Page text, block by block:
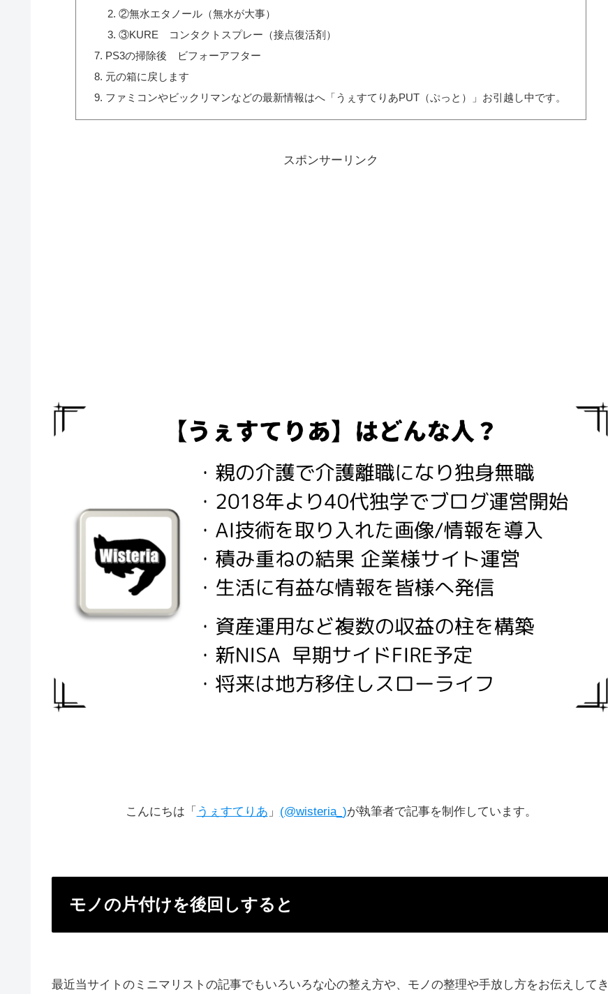
②無水エタノール（無水が大事）
③KURE コンタクトスプレー（接点復活剤）
PS3の掃除後 ビフォーアフター
元の箱に戻します
ファミコンやビックリマンなどの最新情報はへ「うぇすてりあPUT（ぷっと）」お引越し中です。
スポンサーリンク
こんにちは「 うぇすてりあ 」 (@wisteria_)が執筆者で記事を制作しています。
モノの片付けを後回しすると
最近当サイトのミニマリストの記事でもいろいろな心の整え方や、モノの整理や手放し方をお伝えしてき